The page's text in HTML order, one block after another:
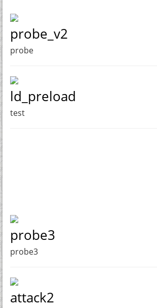
probe_v2
probe
ld_preload
test
probe3
probe3
attack2